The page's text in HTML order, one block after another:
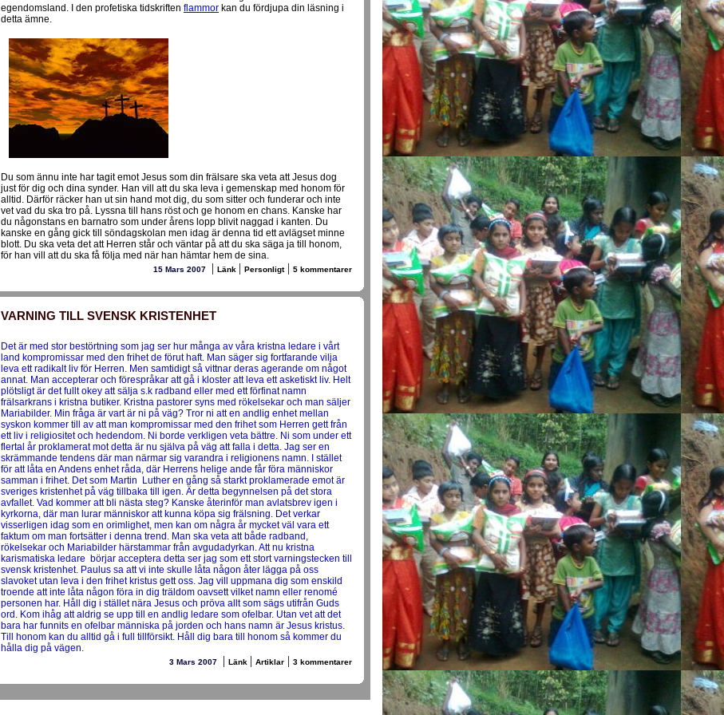
egendomsland. I den profetiska tidskriften flammor kan du fördjupa din läsning i
detta ämne.
Du som ännu inte har tagit emot Jesus som din frälsare ska veta att Jesus dog
just för dig och dina synder. Han vill att du ska leva i gemenskap med honom för
alltid. Därför räcker han ut sin hand mot dig, du som sitter och funderar och inte
vet vad du ska tro på. Lyssna till hans röst och ge honom en chans. Kanske har
du någonstans en barnatro som under årens lopp blivit naggad i kanten. Du
kanske en gång gick till söndagskolan men idag är denna tid ett avlägset minne
blott. Du ska veta det att Herren står och väntar på att du ska säga ja till honom,
för han vill att du ska få följa med när han hämtar hem de sina.
15 Mars 2007 | Länk | Personligt| 5 kommentarer
VARNING TILL SVENSK KRISTENHET
Det är med stor bestörtning som jag ser hur många av våra kristna ledare i vårt
land kompromissar med den frihet de förut haft. Man säger sig fortfarande vilja
leva ett radikalt liv för Herren. Men samtidigt så vittnar deras agerande om något
annat. Man accepterar och förespråkar att gå i kloster att leva ett asketiskt liv. Helt
plötsligt är det fullt okey att sälja s.k radband eller med ett förfinat namn
frälsarkrans i kristna butiker. Kristna pastorer syns med rökelsekar och man säljer
Mariabilder. Min fråga är vart är ni på väg? Tror ni att en andlig enhet mellan
syskon kommer till av att man kompromissar med den frihet som Herren gett från
ett liv i religiositet och hedendom. Ni borde verkligen veta bättre. Ni som under ett
flertal år proklamerat mot detta är nu själva på väg att falla i detta. Jag ser en
skrämmande tendens där man närmar sig varandra i religionens namn. I stället
för att låta en Andens enhet råda, där Herrens helige ande får föra människor
samman i frihet. Det som Martin Luther en gång så starkt proklamerade emot är
sveriges kristenhet på väg tillbaka till igen. Är detta begynnelsen på det stora
avfallet. Vad kommer att bli nästa steg? Kanske återinför man avlatsbrev igen i
kyrkorna, där man lurar människor att kunna köpa sig frälsning. Det verkar
visserligen idag som en orimlighet, men kan om några år mycket väl vara ett
faktum om man fortsätter i denna trend. Man ska veta att både radband,
rökelsekar och Mariabilder härstammar från avgudadyrkan. Att nu kristna
karismatiska ledare börjar acceptera detta ser jag som ett stort varningstecken till
svensk kristenhet. Paulus sa att vi inte skulle låta någon åter lägga på oss
slavoket utan leva i den frihet kristus gett oss. Jag vill uppmana dig som enskild
troende att inte låta någon föra in dig träldom oavsett vilket namn eller renomé
personen har. Håll dig i stället nära Jesus och pröva allt som sägs utifrån Guds
ord. Kom ihåg att aldrig se upp till en andlig ledare som ofelbar. Utan vet att det
bara har funnits en ofelbar människa på jorden och hans namn är Jesus kristus.
Till honom kan du alltid gå i full tillförsikt. Håll dig bara till honom så kommer du
hålla dig på vägen.
3 Mars 2007 | Länk | Artiklar | 3 kommentarer